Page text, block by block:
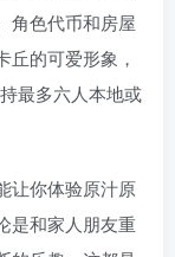
角色代币和房屋
的可爱形象，
最多六人本地或
让你体验原汁原
是和家人朋友重